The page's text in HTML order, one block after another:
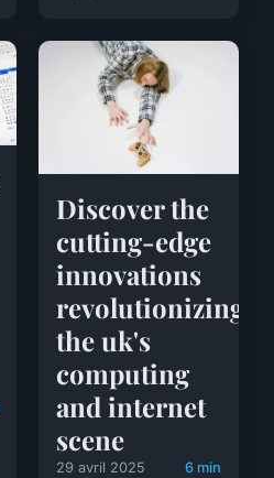
Discover the
cutting-edge
innovations
revolutionizing
the uk's
computing
and internet
scene
29 avril 2025 6 min